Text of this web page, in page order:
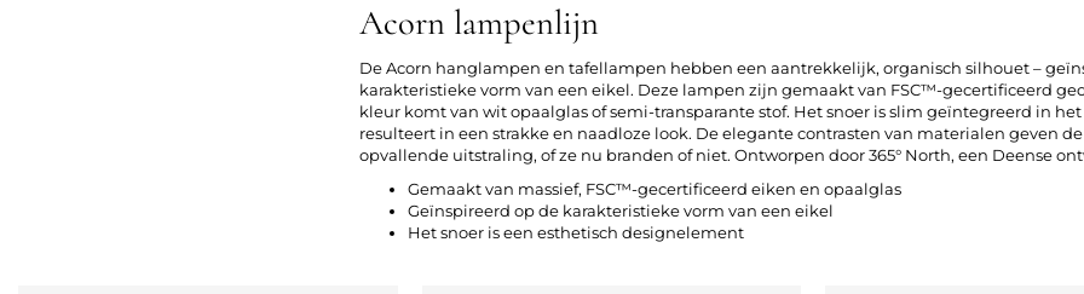
Acorn lampenlijn
De Acorn hanglampen en tafellampen hebben een aantrekkelijk, organisch silhouet –
karakteristieke vorm van een eikel. Deze lampen zijn gemaakt van FSC™-gecertificeerd
kleur komt van wit opaalglas of semi-transparante stof. Het snoer is slim geïntegreerd in
resulteert in een strakke en naadloze look. De elegante contrasten van materialen geven
opvallende uitstraling, of ze nu branden of niet. Ontworpen door 365° North, een Deense
Gemaakt van massief, FSC™-gecertificeerd eiken en opaalglas
Geïnspireerd op de karakteristieke vorm van een eikel
Het snoer is een esthetisch designelement